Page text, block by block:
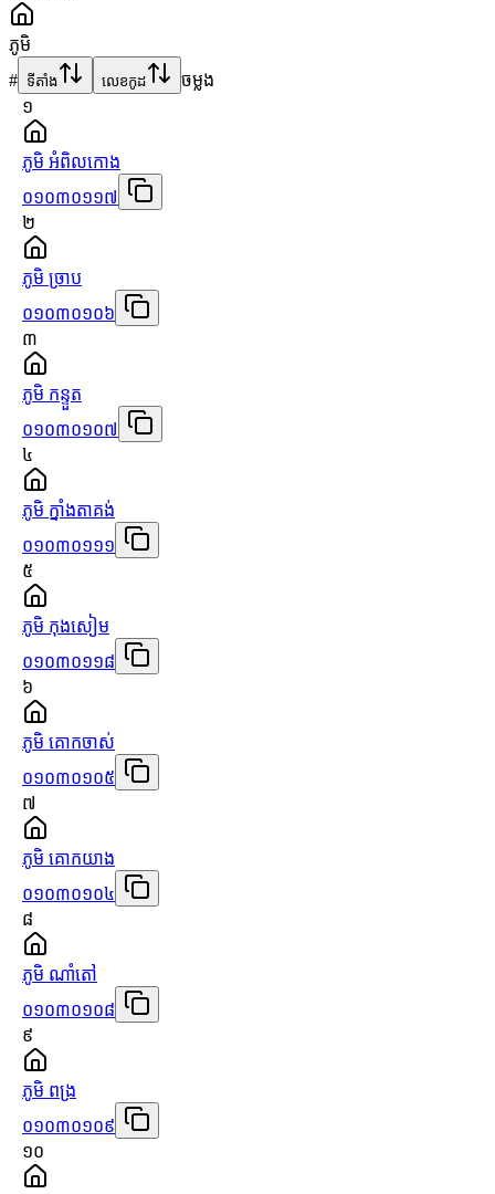
ភូមិ
# ទីតាំង លេខកូដ
ចម្លង
១
ភូមិ អំពិលកោង
០១០៣០១១៧
២
ភូមិ ច្រាប
០១០៣០១០៦
៣
ភូមិ កន្ទួត
០១០៣០១០៧
៤
ភូមិ ក្នាំងតាគង់
០១០៣០១១១
៥
ភូមិ កុងសៀម
០១០៣០១១៨
៦
ភូមិ គោកចាស់
០១០៣០១០៥
៧
ភូមិ គោកយាង
០១០៣០១០៤
៨
ភូមិ ណាំតៅ
០១០៣០១០៨
៩
ភូមិ ពង្រ
០១០៣០១០៩
១០